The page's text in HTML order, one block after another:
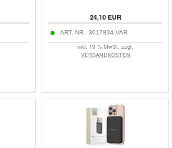
24,10EUR
ART. NR.: 3017834-VAR
inkl. 19 % MwSt. zzgl.
VERSANDKOSTEN